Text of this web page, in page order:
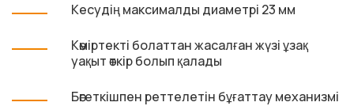
Кесудің максималды диаметрі 23 мм
Көміртекті болаттан жасалған жүзі ұзақ
уақыт өткір болып қалады
Бөгеткішпен реттелетін бұғаттау механизмі